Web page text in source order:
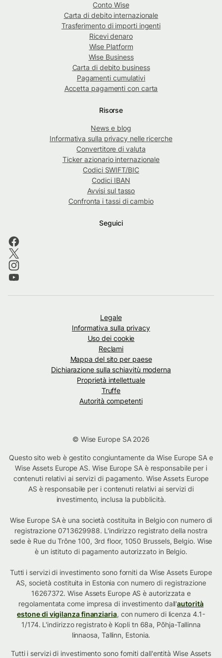
Conto Wise
Carta di debito internazionale
Trasferimento di importi ingenti
Ricevi denaro
Wise Platform
Wise Business
Carta di debito business
Pagamenti cumulativi
Accetta pagamenti con carta
Risorse
News e blog
Informativa sulla privacy nelle ricerche
Convertitore di valuta
Ticker azionario internazionale
Codici SWIFT/BIC
Codici IBAN
Avvisi sul tasso
Confronta i tassi di cambio
Seguici
Legale
Informativa sulla privacy
Uso dei cookie
Reclami
Mappa del sito per paese
Dichiarazione sulla schiavitù moderna
Proprietà intellettuale
Truffe
Autorità competenti
© Wise Europe SA 2026
Questo sito web è gestito congiuntamente da Wise Europe SA e
Wise Assets Europe AS. Wise Europe SA è responsabile per i
contenuti relativi ai servizi di pagamento. Wise Assets Europe
AS è responsabile per i contenuti relativi ai servizi di
investimento, inclusa la pubblicità.
Wise Europe SA è una società costituita in Belgio con numero di
registrazione 0713629988. L'indirizzo registrato della nostra
sede è Rue du Trône 100, 3rd floor, 1050 Brussels, Belgio. Wise
è un istituto di pagamento autorizzato in Belgio.
Tutti i servizi di investimento sono forniti da Wise Assets Europe
AS, società costituita in Estonia con numero di registrazione
16267372. Wise Assets Europe AS è autorizzata e
regolamentata come impresa di investimento dall'autorità
estone di vigilanza finanziaria, con numero di licenza 4.1-
1/174. L'indirizzo registrato è Kopli tn 68a, Põhja-Tallinna
linnaosa, Tallinn, Estonia.
Tutti i servizi di investimento sono forniti dall'entità Wise Assets